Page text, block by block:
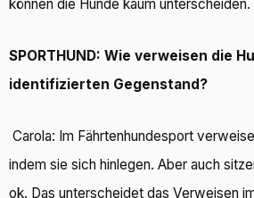
können die Hunde kaum unterscheiden.
SPORTHUND: Wie verweisen die
identifizierten Gegenstand?
Carola: Im Fährtenhundesport
indem sie sich hinlegen. Aber auch
ok. Das unterscheidet das Verweisen